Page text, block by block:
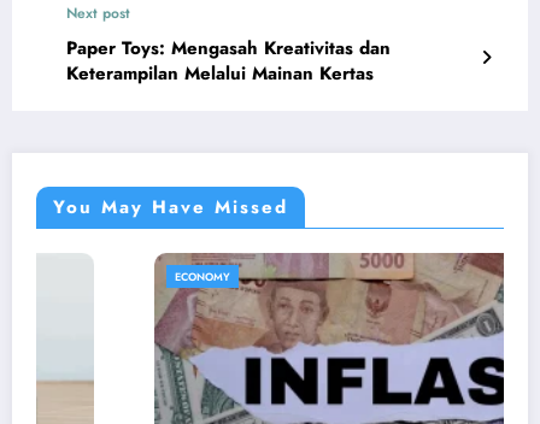
Next post
Paper Toys: Mengasah Kreativitas dan
Keterampilan Melalui Mainan Kertas
You May Have Missed